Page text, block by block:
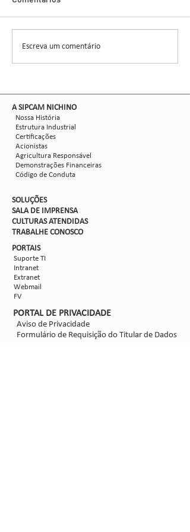
Nova safra de milho:
como mitigar as perdas
Escreva um comentário
​A SIPCAM NICHINO
Nossa História
Estrutura Industrial
Certificações
Acionistas
Agricultura Responsável
Demonstrações Financeiras
Código de Conduta
SOLUÇÕES
SALA DE IMPRENSA
CULTURAS ATENDIDAS
TRABALHE CONOSCO
PORTAIS
Suporte TI
Intranet
Extranet
Webmail
FV
PORTAL DE PRIVACIDADE
Aviso de Privacidade
Formulário de Requisição do Titular de Dados